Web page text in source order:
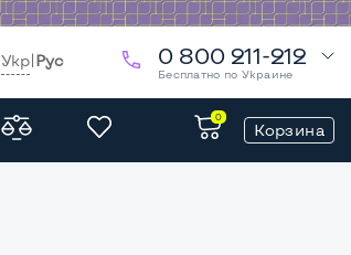
Укр|Рус 0 800 211-212
Бесплатно по Украине
0
Корзина